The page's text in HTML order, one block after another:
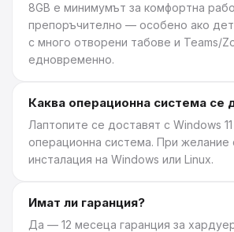
8GB е минимумът за комфортна
препоръчително — особено ако
с много отворени табове и Teams/
едновременно.
Каква операционна система се
Лаптопите се доставят с Windows
операционна система. При желание
инсталация на Windows или Linux.
Имат ли гаранция?
Да — 12 месеца гаранция за